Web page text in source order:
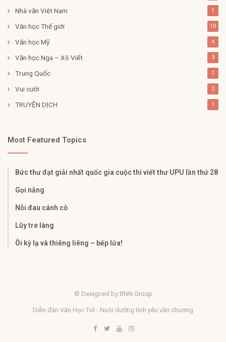
Nhà văn Việt Nam 1
Văn học Thế giới 10
Văn học Mỹ 4
Văn học Nga – Xô Viết 3
Trung Quốc 1
Vui cười 2
TRUYỆN DỊCH 1
Most Featured Topics
Bức thư đạt giải nhất quốc gia cuộc thi viết thư UPU lần thứ 28
Gọi nắng
Nỗi đau cánh cò
Lũy tre làng
Ôi kỳ lạ và thiêng liêng – bếp lửa!
© Designed by BNN Group
Diễn đàn Văn Học Trẻ - Nuôi dưỡng tình yêu văn chương